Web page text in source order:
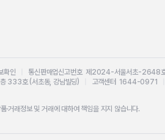
확인 통신판매업신고번호 제2024-서울서초-2648
333호 (서초동, 강남빌딩) 고객센터 1644-0971
·거래정보 및 거래에 대하여 책임을 지지 않습니다.